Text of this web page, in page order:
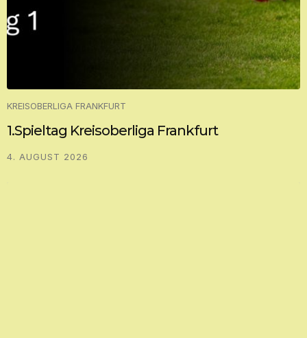
KREISOBERLIGA FRANKFURT
1.Spieltag Kreisoberliga Frankfurt
4. AUGUST 2026